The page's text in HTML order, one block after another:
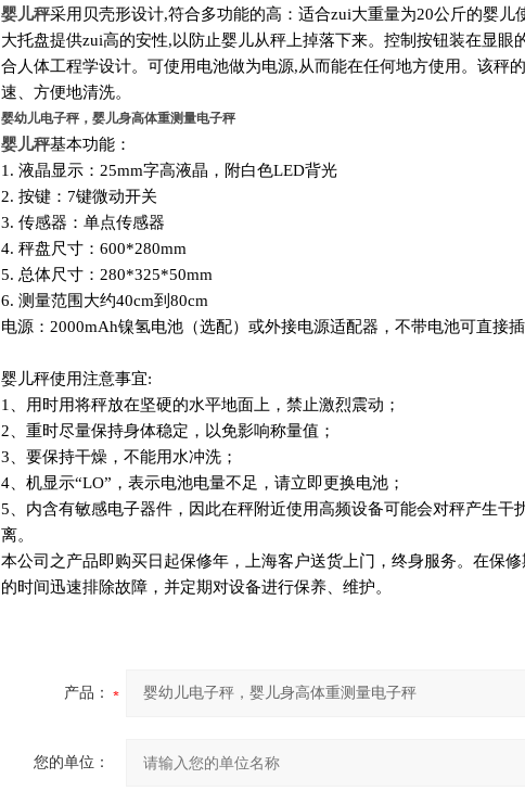
婴儿秤采用贝壳形设计,符合多功能的高：适合zui大重量为20公斤的婴儿
大托盘提供zui高的安性,以防止婴儿从秤上掉落下来。控制按钮装在显眼
合人体工程学设计。可使用电池做为电源,从而能在任何地方使用。该秤
速、方便地清洗。
婴幼儿电子秤，婴儿身高体重测量电子秤
婴儿秤基本功能：
1. 液晶显示：25mm字高液晶，附白色LED背光
2. 按键：7键微动开关
3. 传感器：单点传感器
4. 秤盘尺寸：600*280mm
5. 总体尺寸：280*325*50mm
6. 测量范围大约40cm到80cm
电源：2000mAh镍氢电池（选配）或外接电源适配器，不带电池可直接
婴儿秤使用注意事宜:
1
、用时用将秤放在坚硬的水平地面上，禁止激烈震动；
2 、重时尽量保持身体稳定，以免影响称量值；
3 、要保持干燥，不能用水冲洗；
4 、机显示“LO”，表示电池电量不足，请立即更换电池；
5 、内含有敏感电子器件，因此在秤附近使用高频设备可能会对秤产生
离。
本公司之产品即购买日起保修年，上海客户送货上门，终身服务。在保
的时间迅速排除故障，并定期对设备进行保养、维护。
产品：
您的单位：